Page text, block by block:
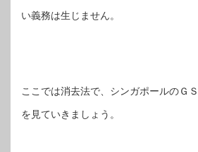
い義務は生じません。
ここでは消去法で、シンガポールのＧ
を見ていきましょう。